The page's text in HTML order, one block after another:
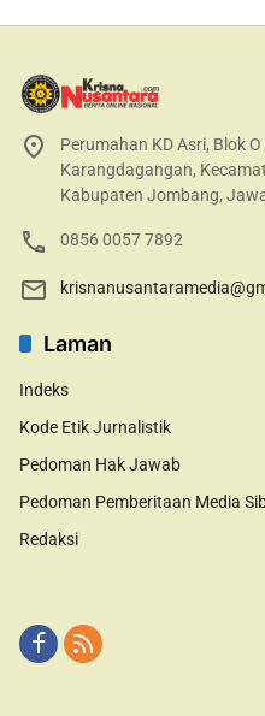
Perumahan KD Asri, Blok
Karangdagangan,
Kabupaten Jombang,
0856 0057 7892
Laman
Indeks
Kode Etik Jurnalistik
Pedoman Hak Jawab
Pedoman Pemberitaan Media
Redaksi